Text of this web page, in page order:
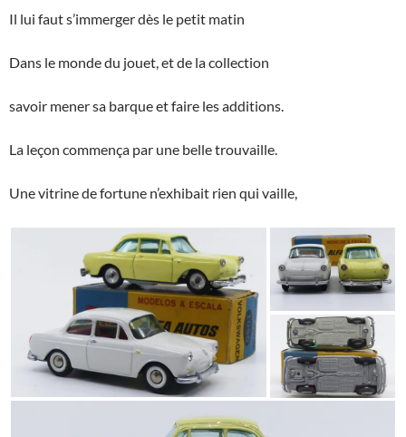
Il lui faut s’immerger dès le petit matin
Dans le monde du jouet, et de la collection
savoir mener sa barque et faire les additions.
La leçon commença par une belle trouvaille.
Une vitrine de fortune n’exhibait rien qui vaille,